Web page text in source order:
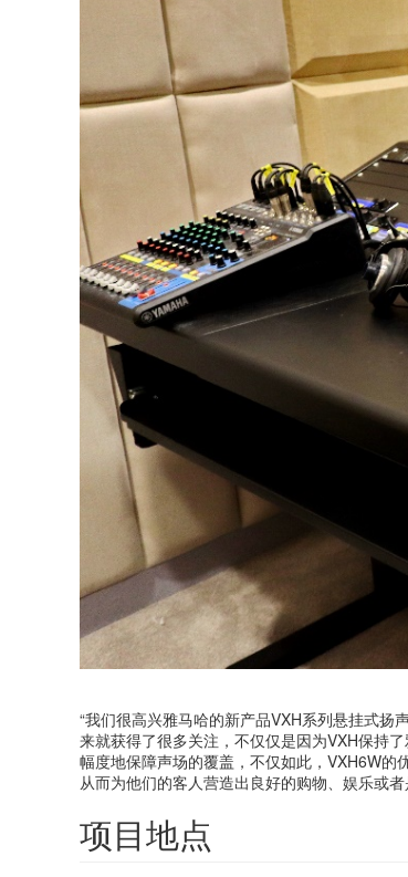
“我们很高兴雅马哈的新产品VXH系列悬挂式扬
来就获得了很多关注，不仅仅是因为VXH保持
幅度地保障声场的覆盖，不仅如此，VXH6W的
从而为他们的客人营造出良好的购物、娱乐或
项目地点